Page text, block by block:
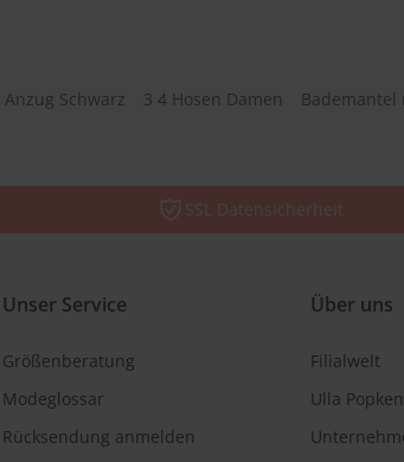
Anzug Schwarz 3 4 Hosen Damen
Bademantel
SSL Datensicherheit
Unser Service
Größenberatung
Modeglossar
Rücksendung anmelden
Über uns
Filialwelt
Ulla